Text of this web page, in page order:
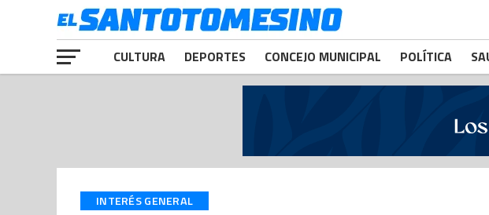
CULTURA DEPORTES CONCEJO MUNICIPAL POLÍTICA
INTERÉS GENERAL